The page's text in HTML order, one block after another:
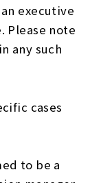
executive
Please note
any such
cases
to be a